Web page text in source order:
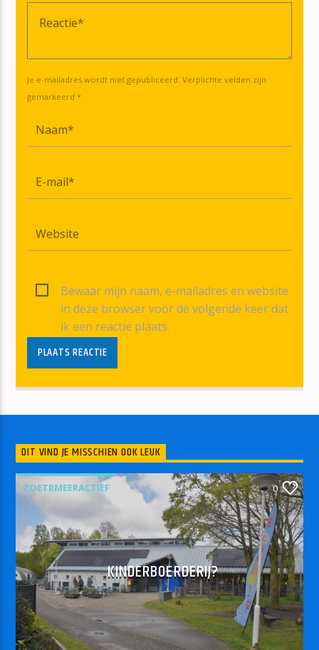
Je e-mailadres wordt niet gepubliceerd. Verplichte velden zijn
gemarkeerd *
Bewaar mijn naam, e-mailadres en website
in deze browser voor de volgende keer dat
ik een reactie plaats.
DIT VIND JE MISSCHIEN OOK LEUK
ZOETRMEERACTIEF 0
KINDERBOERDERIJ?